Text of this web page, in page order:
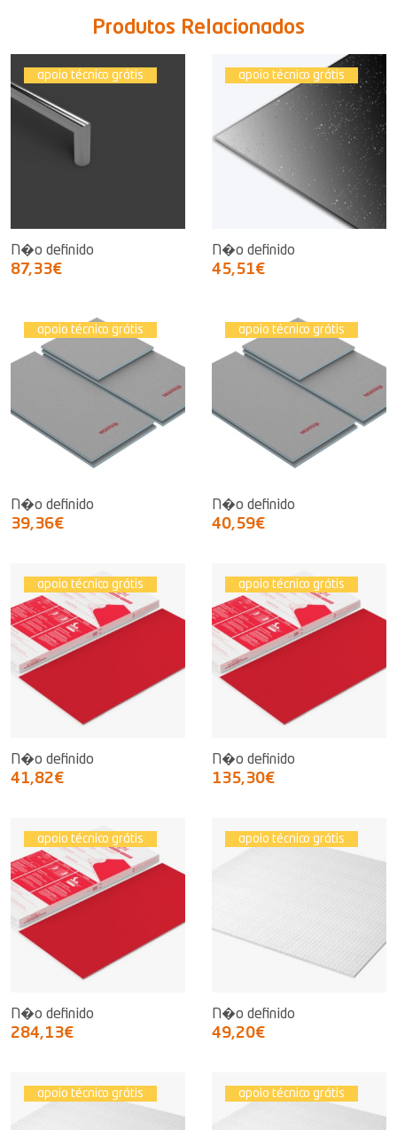
Produtos Relacionados
apoio técnico grátis
N�o definido
87,33€
apoio técnico grátis
N�o definido
45,51€
apoio técnico grátis
N�o definido
39,36€
apoio técnico grátis
N�o definido
40,59€
apoio técnico grátis
N�o definido
41,82€
apoio técnico grátis
N�o definido
135,30€
apoio técnico grátis
N�o definido
284,13€
apoio técnico grátis
N�o definido
49,20€
apoio técnico grátis apoio técnico grátis